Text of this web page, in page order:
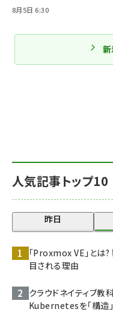
人気記事トップ10
昨日
「Proxmox VE」とは
目される理由
クラウドネイティブ教
Kubernetesを「構造
8月5日 6:30
新